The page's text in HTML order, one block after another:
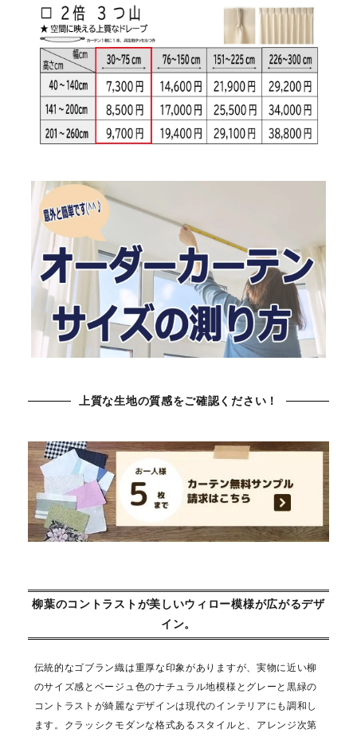
上質な生地の質感をご確認ください！
柳葉のコントラストが美しいウィロー模様が広がるデザ
イン。
伝統的なゴブラン織は重厚な印象がありますが、実物に近い柳
のサイズ感とベージュ色のナチュラル地模様とグレーと黒緑の
コントラストが綺麗なデザインは現代のインテリアにも調和し
ます。クラッシクモダンな格式あるスタイルと、アレンジ次第